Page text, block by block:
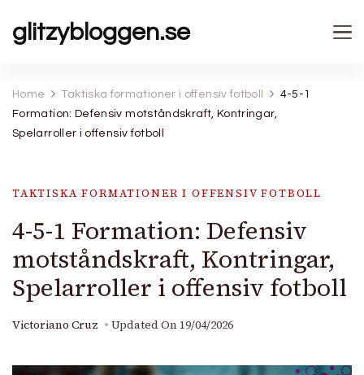
glitzybloggen.se
Home Taktiska formationer i offensiv fotboll
4-5-1
Formation: Defensiv motståndskraft, Kontringar,
Spelarroller i offensiv fotboll
TAKTISKA FORMATIONER I OFFENSIV FOTBOLL
4-5-1 Formation: Defensiv
motståndskraft, Kontringar,
Spelarroller i offensiv fotboll
Victoriano Cruz Updated On 19/04/2026